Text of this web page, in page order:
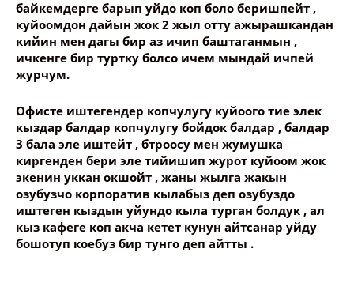
байкемдерге барып уйдо коп боло беришпейт ,
куйоомдон дайын жок 2 жыл отту ажырашкандан
кийин мен дагы бир аз ичип баштаганмын ,
ичкенге бир туртку болсо ичем мындай ичпей
журчум.
Офисте иштегендер копчулугу куйоого тие элек
кыздар балдар копчулугу бойдок балдар , балдар
3 бала эле иштейт , бтроосу мен жумушка
киргенден бери эле тийишип журот куйоом жок
экенин уккан окшойт , жаны жылга жакын
озубузчо корпоратив кылабыз деп озубуздо
иштеген кыздын уйундо кыла турган болдук , ал
кыз кафеге коп акча кетет кунун айтсанар уйду
бошотуп коебуз бир тунго деп айтты .